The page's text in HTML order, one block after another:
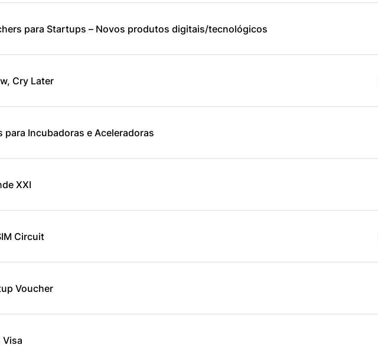
para Startups – Novos produtos digitais/tecnológicos
Cry Later
para Incubadoras e Aceleradoras
XXI
Circuit
Voucher
Visa